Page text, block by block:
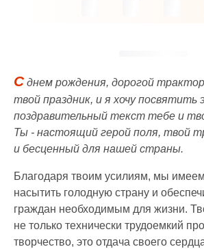
Сднем рождения, дорогой
твой праздник, и я хочу
поздравительный текст тебе и
Ты - настоящий герой поля, твой
и бесценный для нашей страны.
Благодаря твоим усилиям, мы
насытить голодную страну и
граждан необходимым для жизни.
не только технически трудоемкий
творчество, это отдача своего